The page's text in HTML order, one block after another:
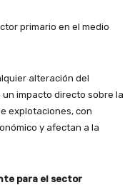
primario en el medio
alteración del
impacto directo sobre la
explotaciones, con
y afectan a la
para el sector